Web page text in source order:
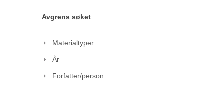
Avgrens søket
Materialtyper
År
Forfatter/person